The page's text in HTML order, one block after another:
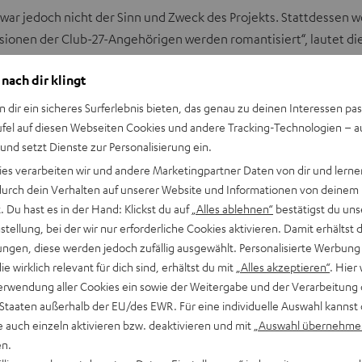
e
T
ö
e
n
jedoch nicht der Sinn und Zweck des Projekts. Stattdessen
der Club-27-Angehörigen werden romantisiert“, lautet
ist die Technologie
ist das eine. Allerdings ist künstliche Intelligenz in der
frei verfügbaren Audio-Anwendungen wird auf AI
Features, die das Aufnehmen, Bearbeiten und
Ein Key-, Drum- und Sample-Editor, virtuelle
AI einen guten Einstieg in die Welt des Komponierens und
nach dir klingt
dir ein sicheres Surferlebnis bieten, das genau zu deinen Interessen
auf diesen Webseiten Cookies und andere Tracking-Technologien –
setzt Dienste zur Personalisierung ein.
verarbeiten wir und andere Marketingpartner Daten von dir und
dein Verhalten auf unserer Website und Informationen von deinem
Du hast es in der Hand: Klickst du auf „Alles ablehnen“ bestätigst du
bei der wir nur erforderliche Cookies aktivieren. Damit erhältst
diese werden jedoch zufällig ausgewählt. Personalisierte
wirklich relevant für dich sind, erhältst du mit „Alles akzeptieren“. Hier
aller Cookies ein sowie der Weitergabe und der Verarbeitung
außerhalb der EU/des EWR. Für eine individuelle Auswahl kannst
auch einzeln aktivieren bzw. deaktivieren und mit „Auswahl